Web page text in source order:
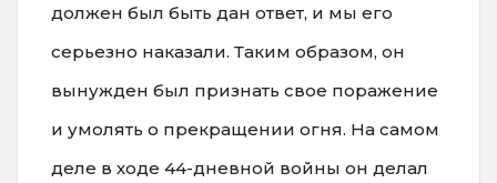
должен был быть дан ответ, и мы его
серьезно наказали. Таким образом, он
вынужден был признать свое поражение
и умолять о прекращении огня. На самом
деле в ходе 44-дневной войны он делал